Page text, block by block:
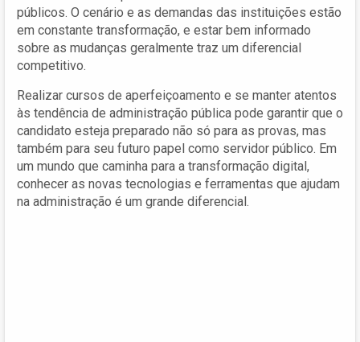
públicos. O cenário e as demandas das instituições estão
em constante transformação, e estar bem informado
sobre as mudanças geralmente traz um diferencial
competitivo.
Realizar cursos de aperfeiçoamento e se manter atentos
às tendência de administração pública pode garantir que o
candidato esteja preparado não só para as provas, mas
também para seu futuro papel como servidor público. Em
um mundo que caminha para a transformação digital,
conhecer as novas tecnologias e ferramentas que ajudam
na administração é um grande diferencial.